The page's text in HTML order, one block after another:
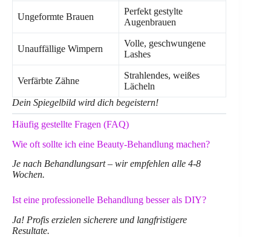
Ungeformte Brauen
Perfekt gestylte
Augenbrauen
Unauffällige Wimpern
Volle, geschwungene
Lashes
Verfärbte Zähne
Strahlendes, weißes
Lächeln
Dein Spiegelbild wird dich begeistern!
Häufig gestellte Fragen (FAQ)
Wie oft sollte ich eine Beauty-Behandlung machen?
Je nach Behandlungsart – wir empfehlen alle 4-8
Wochen.
Ist eine professionelle Behandlung besser als DIY?
Ja! Profis erzielen sicherere und langfristigere
Resultate.